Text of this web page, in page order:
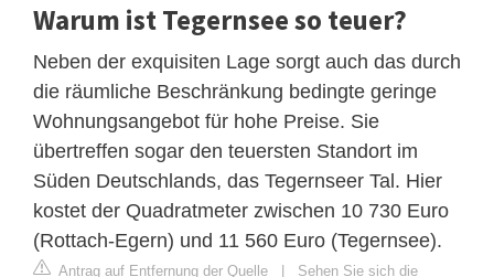
Warum ist Tegernsee so teuer?
Neben der exquisiten Lage sorgt auch das durch
die räumliche Beschränkung bedingte geringe
Wohnungsangebot für hohe Preise. Sie
übertreffen sogar den teuersten Standort im
Süden Deutschlands, das Tegernseer Tal. Hier
kostet der Quadratmeter zwischen 10 730 Euro
(Rottach-Egern) und 11 560 Euro (Tegernsee).
Antrag auf Entfernung der Quelle | Sehen Sie sich die